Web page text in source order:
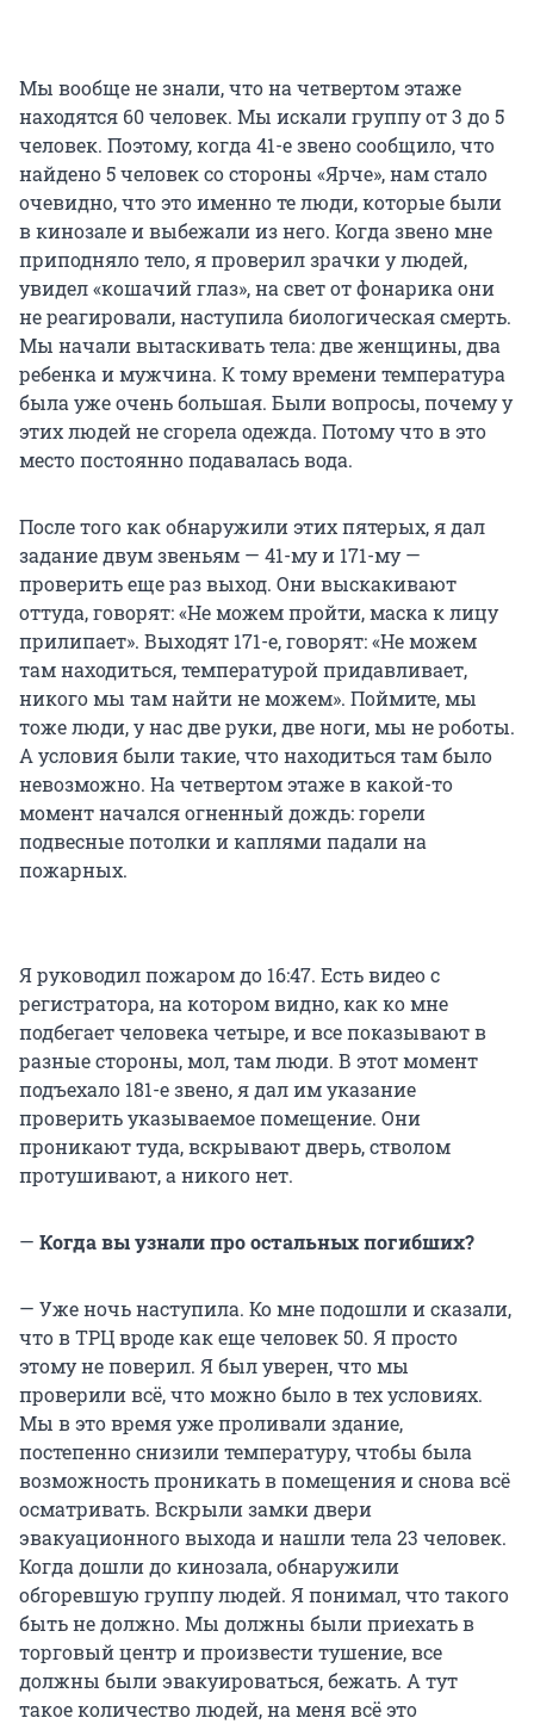
Мы вообще не знали, что на четвертом этаже
находятся 60 человек. Мы искали группу от 3 до 5
человек. Поэтому, когда 41-е звено сообщило, что
найдено 5 человек со стороны «Ярче», нам стало
очевидно, что это именно те люди, которые были
в кинозале и выбежали из него. Когда звено мне
приподняло тело, я проверил зрачки у людей,
увидел «кошачий глаз», на свет от фонарика они
не реагировали, наступила биологическая смерть.
Мы начали вытаскивать тела: две женщины, два
ребенка и мужчина. К тому времени температура
была уже очень большая. Были вопросы, почему у
этих людей не сгорела одежда. Потому что в это
место постоянно подавалась вода.
После того как обнаружили этих пятерых, я дал
задание двум звеньям — 41-му и 171-му —
проверить еще раз выход. Они выскакивают
оттуда, говорят: «Не можем пройти, маска к лицу
прилипает». Выходят 171-е, говорят: «Не можем
там находиться, температурой придавливает,
никого мы там найти не можем». Поймите, мы
тоже люди, у нас две руки, две ноги, мы не роботы.
А условия были такие, что находиться там было
невозможно. На четвертом этаже в какой-то
момент начался огненный дождь: горели
подвесные потолки и каплями падали на
пожарных.
Я руководил пожаром до 16:47. Есть видео с
регистратора, на котором видно, как ко мне
подбегает человека четыре, и все показывают в
разные стороны, мол, там люди. В этот момент
подъехало 181-е звено, я дал им указание
проверить указываемое помещение. Они
проникают туда, вскрывают дверь, стволом
протушивают, а никого нет.
— Когда вы узнали про остальных погибших?
— Уже ночь наступила. Ко мне подошли и сказали,
что в ТРЦ вроде как еще человек 50. Я просто
этому не поверил. Я был уверен, что мы
проверили всё, что можно было в тех условиях.
Мы в это время уже проливали здание,
постепенно снизили температуру, чтобы была
возможность проникать в помещения и снова всё
осматривать. Вскрыли замки двери
эвакуационного выхода и нашли тела 23 человек.
Когда дошли до кинозала, обнаружили
обгоревшую группу людей. Я понимал, что такого
быть не должно. Мы должны были приехать в
торговый центр и произвести тушение, все
должны были эвакуироваться, бежать. А тут
такое количество людей, на меня всё это